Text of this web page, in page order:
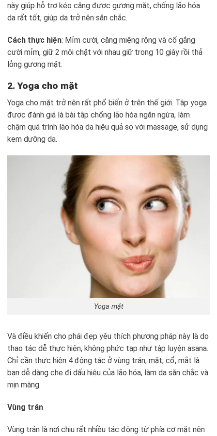
này giúp hỗ trợ kéo căng được gương mặt, chống lão hóa
da rất tốt, giúp da trở nên săn chắc.
Cách thực hiện: Mỉm cười, căng miệng rộng và cố gắng
cười mỉm, giữ 2 môi chặt với nhau giữ trong 10 giây rồi thả
lỏng gương mặt.
2. Yoga cho mặt
Yoga cho mặt trở nên rất phổ biến ở trên thế giới. Tập yoga
được đánh giá là bài tập chống lão hóa ngăn ngừa, làm
chậm quá trình lão hóa da hiệu quả so với massage, sử dụng
kem dưỡng da.
Yoga mặt
Và điều khiến cho phái đẹp yêu thích phương pháp này là do
thao tác dễ thực hiện, không phức tạp như tập luyện asana.
Chỉ cần thực hiện 4 động tác ở vùng trán, mặt, cổ, mắt là
bạn dễ dàng che đi dấu hiệu của lão hóa, làm da săn chắc và
mịn màng.
Vùng trán
Vùng trán là nơi chịu rất nhiều tác động từ phía cơ mặt nên